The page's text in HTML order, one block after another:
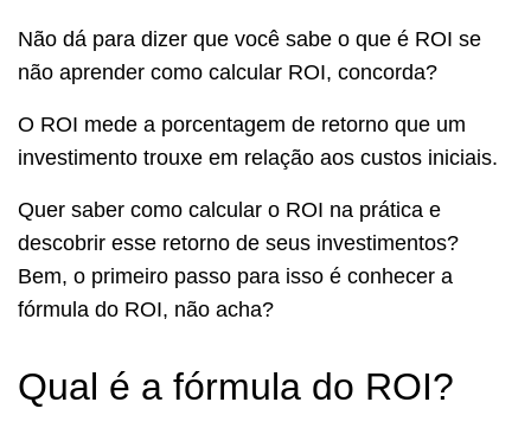
Não dá para dizer que você sabe o que é ROI se
não aprender como calcular ROI, concorda?
O ROI mede a porcentagem de retorno que um
investimento trouxe em relação aos custos iniciais.
Quer saber como calcular o ROI na prática e
descobrir esse retorno de seus investimentos?
Bem, o primeiro passo para isso é conhecer a
fórmula do ROI, não acha?
Qual é a fórmula do ROI?